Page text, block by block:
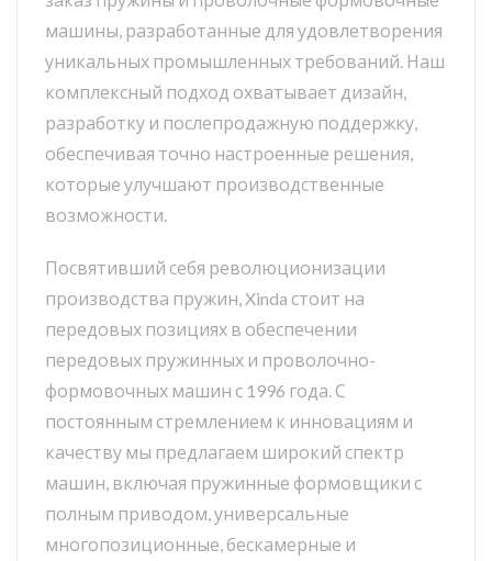
машины, разработанные для удовлетворения
уникальных промышленных требований. Наш
комплексный подход охватывает дизайн,
разработку и послепродажную поддержку,
обеспечивая точно настроенные решения,
которые улучшают производственные
возможности.
Посвятивший себя революционизации
производства пружин, Xinda стоит на
передовых позициях в обеспечении
передовых пружинных и проволочно-
формовочных машин с 1996 года. С
постоянным стремлением к инновациям и
качеству мы предлагаем широкий спектр
машин, включая пружинные формовщики с
полным приводом, универсальные
многопозиционные, бескамерные и